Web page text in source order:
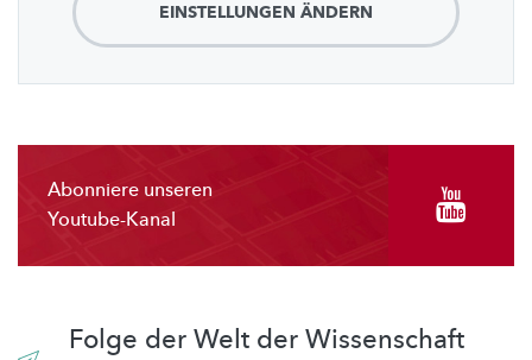
EINSTELLUNGEN ÄNDERN
Abonniere unseren
Youtube-Kanal
Folge der Welt der Wissenschaft